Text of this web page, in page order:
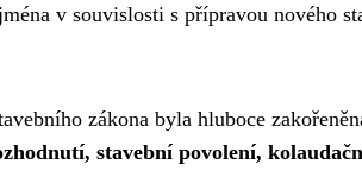
v souvislosti s přípravou nového
zákona byla hluboce
stavební povolení,